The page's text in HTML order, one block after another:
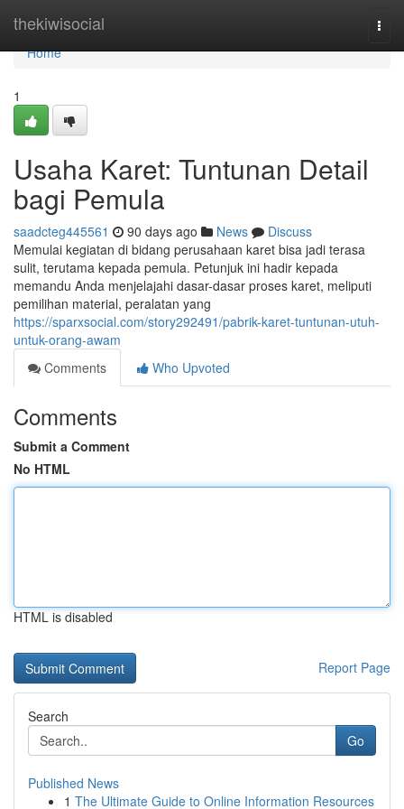
thekiwisocial
Home
Home
1
Usaha Karet: Tuntunan Detail
bagi Pemula
saadcteg445561 90 days ago News
Discuss
Memulai kegiatan di bidang perusahaan karet bisa jadi terasa
sulit, terutama kepada pemula. Petunjuk ini hadir kepada
memandu Anda menjelajahi dasar-dasar proses karet, meliputi
pemilihan material, peralatan yang
https://sparxsocial.com/story292491/pabrik-karet-tuntunan-utuh-
untuk-orang-awam
Comments
Who Upvoted
Comments
Submit a Comment
No HTML
HTML is disabled
Report Page
Search
Go
Published News
1 The Ultimate Guide to Online Information Resources